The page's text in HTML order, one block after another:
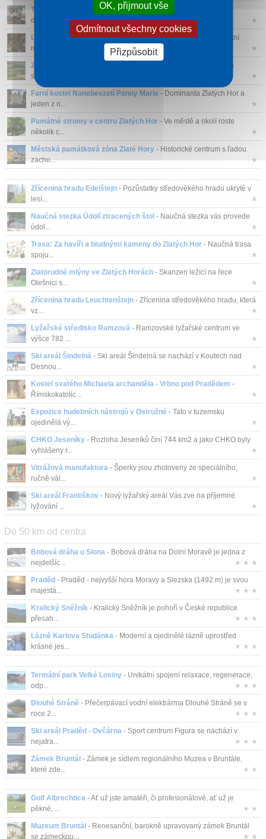
Tkalcovna Rejvíz
- Tkalcovna na Rejvízu je malé muzeum,
dokumentující hist...
★
Lurdská jeskyně na Starém Rejvízu- Lurdská jeskyně je poutní
místo zas...
★
Zlaté jezero ve Zlatých Horách
- Umělá vodní nádrž zasazená
severně od ...
★
Farní kostel Nanebevzetí Panny Marie - Dominanta Zlatých Hor a
jeden z n...
★
Památné stromy v centru Zlatých Hor - Ve městě a okolí roste
několik c...
★
Městská památková zóna Zlaté Hory - Historické centrum s řadou
zacho...
★
Zřícenina hradu Edelštejn - Pozůstatky středověkého hradu ukryté v
lesí...
★
Naučná stezka Údolí ztracených štol - Naučná stezka vás provede
údol...
★
Trasa: Za havíři a bludnými kameny do Zlatých Hor - Naučná trasa
spoju...
★
Zlatorudné mlýny ve Zlatých Horách - Skanzen ležící na řece
Olešnici s...
★
Zřícenina hradu Leuchtenštejn - Zřícenina středověkého hradu, která
vz...
★
Lyžařské středisko Ramzová - Ramzovské lyžařské centrum ve
výšce 782 ...
★
Ski areál Šindelná - Ski areál Šindelná se nachází v Koutech nad
Desnou...
★
Kostel svatého Michaela archanděla - Vrbno pod Pradědem -
Římskokatolic...
★
Expozice hudebních nástrojů v Ostružné - Tato v tuzemsku
ojedinělá vý...
★
CHKO Jeseníky - Rozloha Jeseníků činí 744 km2 a jako CHKO byly
vyhlášeny r...
★
Vitrážová manufaktura - Šperky jsou zhotoveny ze speciálního,
ručně vál...
★
Ski areál Františkov - Nový lyžařský areál Vás zve na příjemné
lyžování ...
★
Do 50 km od centra
Bobová dráha u Slona - Bobová dráha na Dolní Moravě je jedna z
nejdelšíc...
★ ★ ★
Praděd - Praděd - nejvyšší hora Moravy a Slezska (1492 m) je svou
majestá...
★ ★ ★
Kralický Sněžník - Kralický Sněžník je pohoří v České republice
přesah...
★ ★ ★
Lázně Karlova Studánka - Moderní a ojedinělé lázně uprostřed
krásné jes...
★ ★ ★
Termální park Velké Losiny - Unikátní spojení relaxace, regenerace,
odp...
★ ★ ★
Dlouhé Stráně - Přečerpávací vodní elektrárma Dlouhé Stráně se v
roce 2...
★ ★ ★
Ski areál Praděd - Ovčárna - Sport centrum Figura se nachází v
nejatra...
★ ★ ★
Zámek Bruntál - Zámek je sídlem regionálního Muzea v Bruntále,
které zde...
★ ★
Golf Albrechtice - Ať už jste amatéři, či profesionálové, ať už je
pěkné, ...
★ ★
Muzeum Bruntál - Renesanční, barokně upravovaný zámek Bruntál
se zámeckou...
★ ★
OK, přijmout vše
Odmítnout všechny cookies
Přizpůsobit